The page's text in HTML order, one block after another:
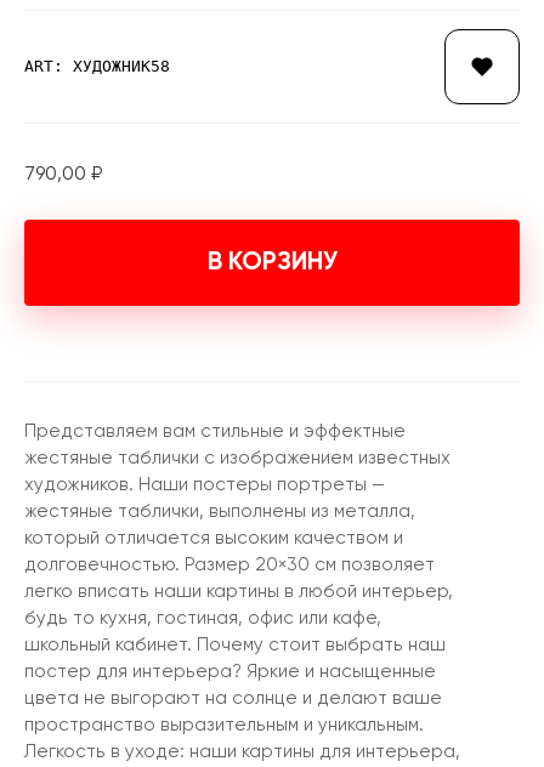
ART: ХУДОЖНИК58
790,00 ₽
В КОРЗИНУ
Представляем вам стильные и эффектные
жестяные таблички с изображением известных
художников. Наши постеры портреты —
жестяные таблички, выполнены из металла,
который отличается высоким качеством и
долговечностью. Размер 20×30 см позволяет
легко вписать наши картины в любой интерьер,
будь то кухня, гостиная, офис или кафе,
школьный кабинет. Почему стоит выбрать наш
постер для интерьера? Яркие и насыщенные
цвета не выгорают на солнце и делают ваше
пространство выразительным и уникальным.
Легкость в уходе: наши картины для интерьера,